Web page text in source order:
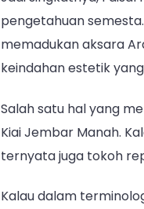
pengetahuan
memadukan aksara
keindahan estetik
Salah satu hal yang
Kiai Jembar Manah.
ternyata juga tokoh
Kalau dalam